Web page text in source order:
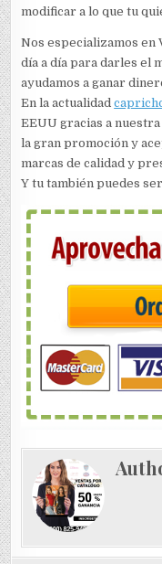
modificar a lo que tu
Nos especializamos en
día a día para darles el
ayudamos a ganar
En la actualidad
EEUU gracias a
la gran promoción y
marcas de calidad y
Y tu también puedes